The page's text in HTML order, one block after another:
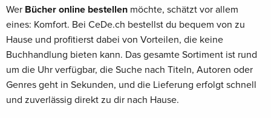
Wer Bücher online bestellen möchte, schätzt vor allem
eines: Komfort. Bei CeDe.ch bestellst du bequem von zu
Hause und profitierst dabei von Vorteilen, die keine
Buchhandlung bieten kann. Das gesamte Sortiment ist rund
um die Uhr verfügbar, die Suche nach Titeln, Autoren oder
Genres geht in Sekunden, und die Lieferung erfolgt schnell
und zuverlässig direkt zu dir nach Hause.